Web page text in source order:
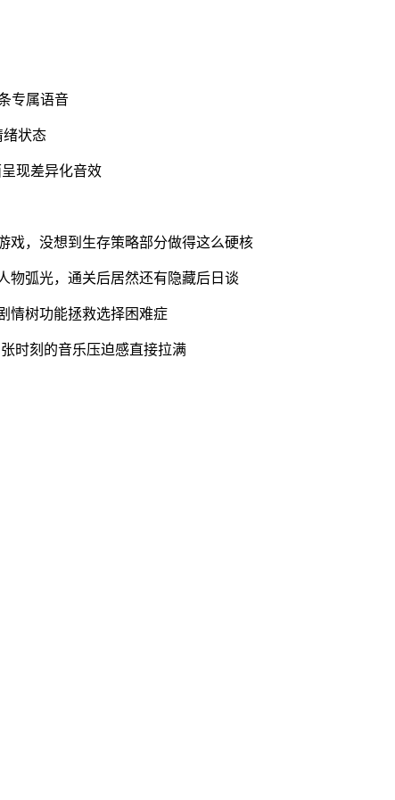
专属语音
绪状态
现差异化音效
戏，没想到生存策略部分做得这么硬核
物弧光，通关后居然还有隐藏后日谈
情树功能拯救选择困难症
时刻的音乐压迫感直接拉满